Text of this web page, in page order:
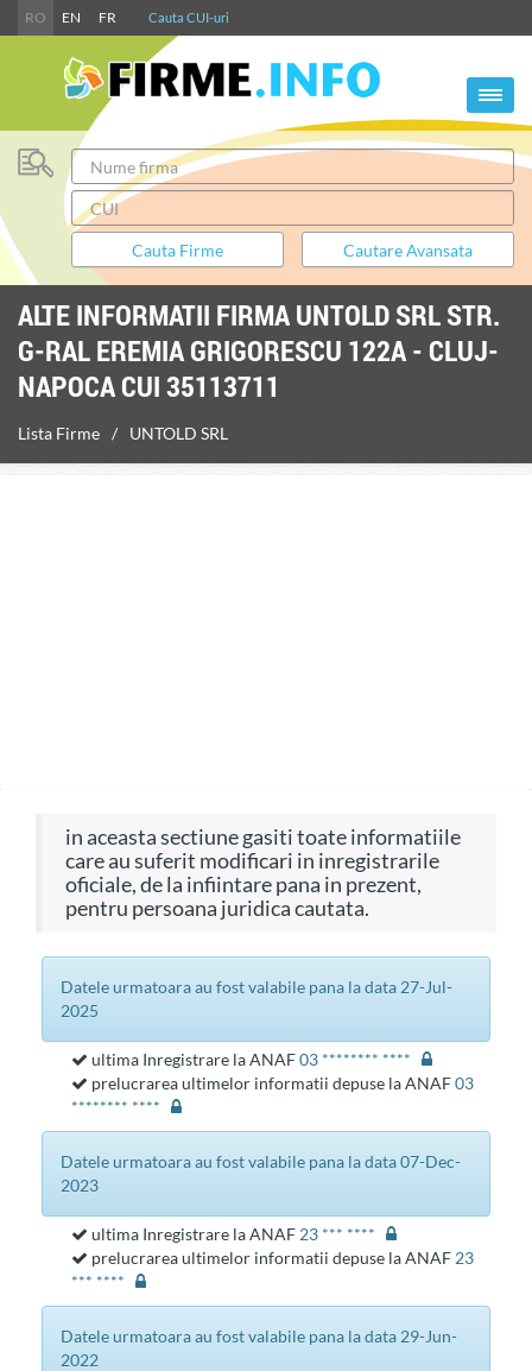
RO EN FR Cauta CUI-uri
ALTE INFORMATII FIRMA UNTOLD SRL STR.
G-RAL EREMIA GRIGORESCU 122A - CLUJ-
NAPOCA CUI 35113711
Lista Firme UNTOLD SRL
in aceasta sectiune gasiti toate informatiile
care au suferit modificari in inregistrarile
oficiale, de la infiintare pana in prezent,
pentru persoana juridica cautata.
datele urmatoara au fost valabile pana la data 27-Jul-
2025
ultima Inregistrare la ANAF03 ******** ****
prelucrarea ultimelor informatii depuse la ANAF03
******** ****
datele urmatoara au fost valabile pana la data 07-Dec-
2023
ultima Inregistrare la ANAF 23 *** ****
prelucrarea ultimelor informatii depuse la ANAF 23
*** ****
datele urmatoara au fost valabile pana la data 29-Jun-
2022